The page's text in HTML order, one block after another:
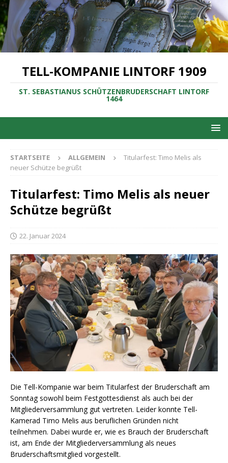
TELL-KOMPANIE LINTORF 1909
ST. SEBASTIANUS SCHÜTZENBRUDERSCHAFT LINTORF
1464
STARTSEITE ALLGEMEIN
Titularfest: Timo Melis als
neuer Schütze begrüßt
Titularfest: Timo Melis als neuer
Schütze begrüßt
22. Januar 2024
Die Tell-Kompanie war beim Titularfest der Bruderschaft am
Sonntag sowohl beim Festgottesdienst als auch bei der
Mitgliederversammlung gut vertreten. Leider konnte Tell-
Kamerad Timo Melis aus beruflichen Gründen nicht
teilnehmen. Dabei wurde er, wie es Brauch der Bruderschaft
ist, am Ende der Mitgliederversammlung als neues
Bruderschaftsmitglied vorgestellt.